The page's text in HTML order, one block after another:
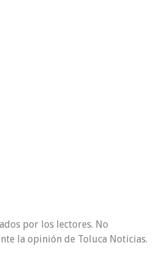
por los lectores. No
la opinión de Toluca Noticias.